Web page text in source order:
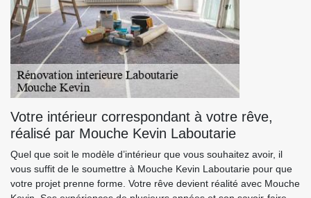
Votre intérieur correspondant à votre rêve,
réalisé par Mouche Kevin Laboutarie
Quel que soit le modèle d’intérieur que vous souhaitez avoir, il
vous suffit de le soumettre à Mouche Kevin Laboutarie pour que
votre projet prenne forme. Votre rêve devient réalité avec Mouche